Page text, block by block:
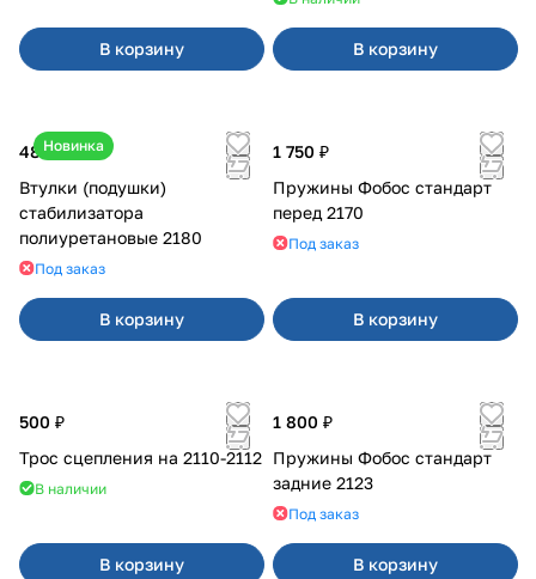
В корзину В корзину
Новинка
480 ₽
Втулки (подушки)
стабилизатора
полиуретановые 2180
Под заказ
В корзину
1 750 ₽
Пружины Фобос стандарт
перед 2170
Под заказ
В корзину
500 ₽
Трос сцепления на 2110-2112
В наличии
В корзину
1 800 ₽
Пружины Фобос стандарт
задние 2123
Под заказ
В корзину